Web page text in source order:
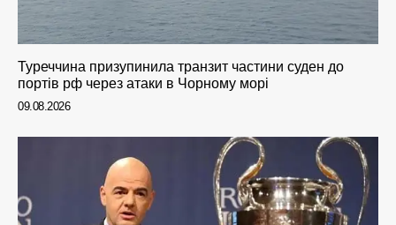
Туреччина призупинила транзит частини суден до
портів рф через атаки в Чорному морі
09.08.2026